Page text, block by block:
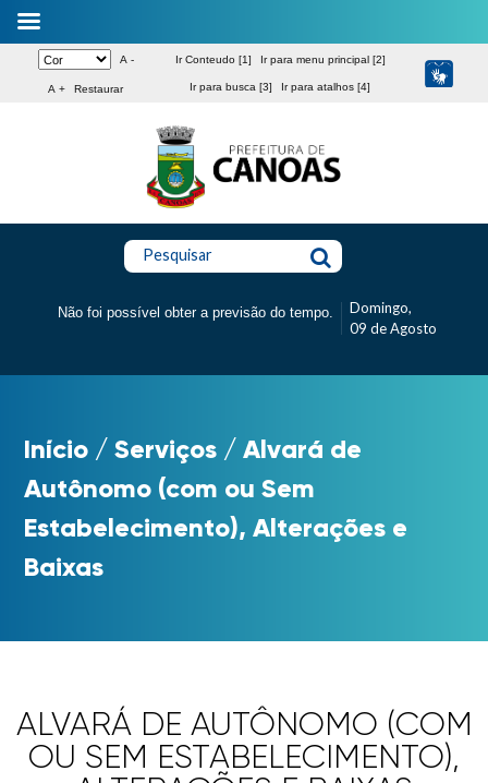
A -
A + Restaurar
Ir Conteudo [1] Ir para menu principal [2]
Ir para busca [3] Ir para atalhos [4]
Pesquisar
Não foi possível obter a previsão do tempo.
Domingo,
09 de Agosto
Início /Serviços /Alvará de
Autônomo (com ou Sem
Estabelecimento), Alterações e
Baixas
ALVARÁ DE AUTÔNOMO (COM
OU SEM ESTABELECIMENTO),